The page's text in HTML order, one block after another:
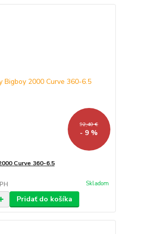
92,40 €
- 9 %
Curve 360-6.5
Skladom
Pridať do košíka